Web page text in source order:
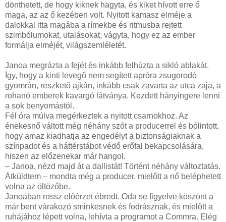
dönthetett, de hogy kiknek hagyta, és kiket hívott erre ő
maga, az az ő kezében volt. Nyitott kamasz elméje a
dalokkal itta magába a rímekbe és ritmusba rejtett
szimbólumokat, utalásokat, vágyta, hogy ez az ember
formálja elméjét, világszemléletét.
Janoa megrázta a fejét és inkább felhúzta a sikló ablakát.
Így, hogy a kinti levegő nem segített apróra zsugorodó
gyomrán, reszkető ajkán, inkább csak zavarta az utca zaja, a
rohanó emberek kavargó látványa. Kezdett hányingere lenni
a sok benyomástól.
Fél óra múlva megérkeztek a nyitott csarnokhoz. Az
énekesnő váltott még néhány szót a producerrel és bólintott,
hogy amaz kiadhatja az engedélyt a biztonságiaknak a
színpadot és a háttérstábot védő erőfal bekapcsolására,
hiszen az előzenekar már hangol.
– Janoa, nézd majd át a dallistát! Történt néhány változtatás.
Átküldtem – mondta még a producer, mielőtt a nő beléphetett
volna az öltözőbe.
Janoában rossz előérzet ébredt. Oda se figyelve köszönt a
már bent várakozó sminkesnek és fodrásznak, és mielőtt a
ruhájához lépett volna, lehívta a programot a Commra. Elég